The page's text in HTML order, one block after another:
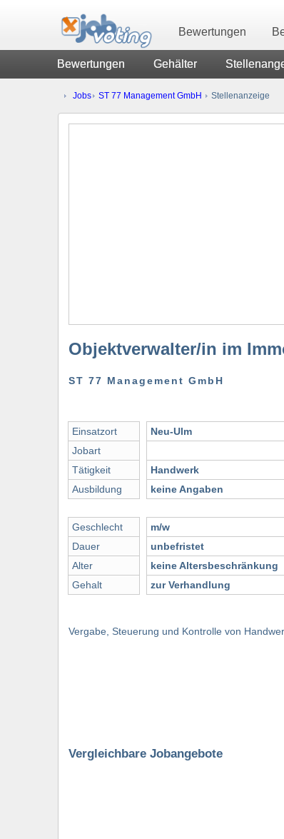
Bewertungen
Bewertungen Gehälter
Jobs ST 77 Management GmbH Stellenanzeige
Objektverwalter/in im
ST 77 Management GmbH
Einsatzort
Jobart
Tätigkeit
Ausbildung
Geschlecht
Dauer
Alter
Gehalt
Neu-Ulm
Handwerk
keine Angaben
m/w
unbefristet
keine Altersbeschränkung
zur Verhandlung
Vergabe, Steuerung und Kontrolle von
Vergleichbare Jobangebote